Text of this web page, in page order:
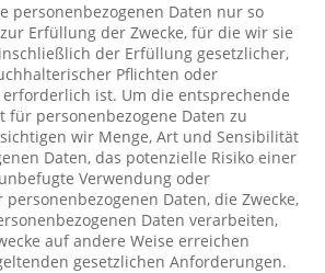
personenbezogenen Daten nur so
Erfüllung der Zwecke, für die wir sie
der Erfüllung gesetzlicher,
Pflichten oder
ist. Um die entsprechende
für personenbezogene Daten zu
wir Menge, Art und Sensibilität
Daten, das potenzielle Risiko einer
Verwendung oder
Daten, die Zwecke,
Daten verarbeiten,
auf andere Weise erreichen
gesetzlichen Anforderungen.